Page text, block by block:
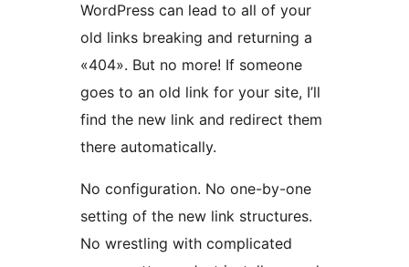
WordPress can lead to all of your
old links breaking and returning a
«404». But no more! If someone
goes to an old link for your site, I’ll
find the new link and redirect them
there automatically.
No configuration. No one-by-one
setting of the new link structures.
No wrestling with complicated